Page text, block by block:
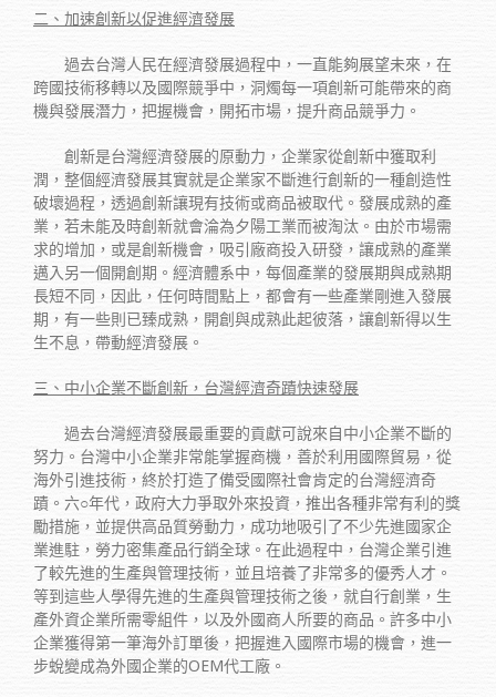
二、加速創新以促進經濟發展
過去台灣人民在經濟發展過程中，一直能夠展望未來，在
跨國技術移轉以及國際競爭中，洞燭每一項創新可能帶來的商
機與發展潛力，把握機會，開拓市場，提升商品競爭力。
創新是台灣經濟發展的原動力，企業家從創新中獲取利
潤，整個經濟發展其實就是企業家不斷進行創新的一種創造性
破壞過程，透過創新讓現有技術或商品被取代。發展成熟的產
業，若未能及時創新就會淪為夕陽工業而被淘汰。由於市場需
求的增加，或是創新機會，吸引廠商投入研發，讓成熟的產業
邁入另一個開創期。經濟體系中，每個產業的發展期與成熟期
長短不同，因此，任何時間點上，都會有一些產業剛進入發展
期，有一些則已臻成熟，開創與成熟此起彼落，讓創新得以生
生不息，帶動經濟發展。
三、中小企業不斷創新，台灣經濟奇蹟快速發展
過去台灣經濟發展最重要的貢獻可說來自中小企業不斷的
努力。台灣中小企業非常能掌握商機，善於利用國際貿易，從
海外引進技術，終於打造了備受國際社會肯定的台灣經濟奇
蹟。六○年代，政府大力爭取外來投資，推出各種非常有利的獎
勵措施，並提供高品質勞動力，成功地吸引了不少先進國家企
業進駐，勞力密集產品行銷全球。在此過程中，台灣企業引進
了較先進的生產與管理技術，並且培養了非常多的優秀人才。
等到這些人學得先進的生產與管理技術之後，就自行創業，生
產外資企業所需零組件，以及外國商人所要的商品。許多中小
企業獲得第一筆海外訂單後，把握進入國際市場的機會，進一
步蛻變成為外國企業的OEM代工廠。